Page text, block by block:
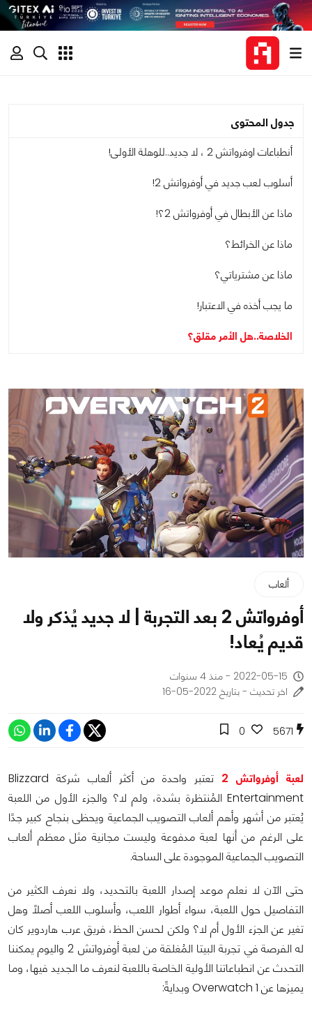
جدول المحتوى
أنطباعات اوفرواتش 2 ، لا جديد..للوهلة الأولى!
أسلوب لعب جديد في أوفرواتش 2!
ماذا عن الأبطال في أوفرواتش 2؟!
ماذا عن الخرائط؟
ماذا عن مشترياتي؟
ما يجب أخذه في الاعتبار!
الخلاصة..هل الأمر مقلق؟
ألعاب
أوفرواتش 2 بعد التجربة | لا جديد يُذكر ولا
قديم يُعاد!
2022-05-15 - منذ 4 سنوات
اخر تحديث - بتاريخ 2022-05-16
5671
0
لعبة أوفرواتش 2
تعتبر واحدة من أكثر ألعاب شركة Blizzard
Entertainment المُنتظرة بشدة، ولم لا؟ والجزء الأول من اللعبة
يُعتبر من أشهر وأهم ألعاب التصويب الجماعية ويحظى بنجاح كبير جدًا
على الرغم من أنها لعبة مدفوعة وليست مجانية مثل معظم ألعاب
التصويب الجماعية الموجودة على الساحة.
حتى الآن لا نعلم موعد إصدار اللعبة بالتحديد، ولا نعرف الكثير من
التفاصيل حول اللعبة، سواء أطوار اللعب، وأسلوب اللعب أصلًا وهل
تغير عن الجزء الأول أم لا؟ ولكن لحسن الحظ، فريق عرب هاردوير كان
له الفرصة في تجربة البيتا المُغلقة من لعبة أوفرواتش 2 واليوم يمكننا
التحدث عن انطباعاتنا الأولية الخاصة باللعبة لنعرف ما الجديد فيها، وما
يميزها عن Overwatch 1 وبدايةً: